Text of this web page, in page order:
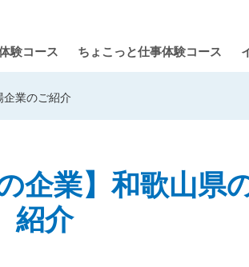
験コース ちょこっと仕事体験コース
企業のご紹介
企業】和歌山県
紹介